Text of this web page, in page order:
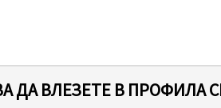
ДА ВЛЕЗЕТЕ В ПРОФИЛА